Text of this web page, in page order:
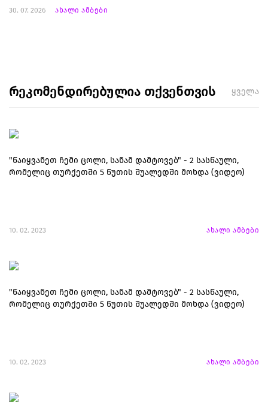
30. 07. 2026 ახალი ამბები
რეკომენდირებულია თქვენთვის ყველა
"წაიყვანეთ ჩემი ცოლი, სანამ დამტოვებ" - 2 სასწაული,
რომელიც თურქეთში 5 წუთის შუალედში მოხდა (ვიდეო)
10. 02. 2023 ახალი ამბები
"წაიყვანეთ ჩემი ცოლი, სანამ დამტოვებ" - 2 სასწაული,
რომელიც თურქეთში 5 წუთის შუალედში მოხდა (ვიდეო)
10. 02. 2023 ახალი ამბები